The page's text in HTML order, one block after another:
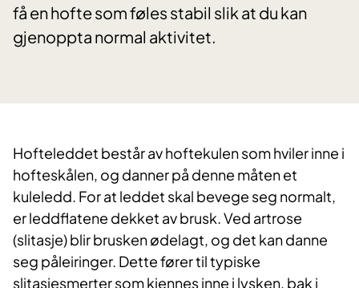
få en hofte som føles stabil slik at du kan
gjenoppta normal aktivitet.
Hofteleddet består av hoftekulen som hviler inne i
hofteskålen, og danner på denne måten et
kuleledd. For at leddet skal bevege seg normalt,
er leddflatene dekket av brusk. Ved artrose
(slitasje) blir brusken ødelagt, og det kan danne
seg påleiringer. Dette fører til typiske
slitasjesmerter som kjennes inne i lysken, bak i